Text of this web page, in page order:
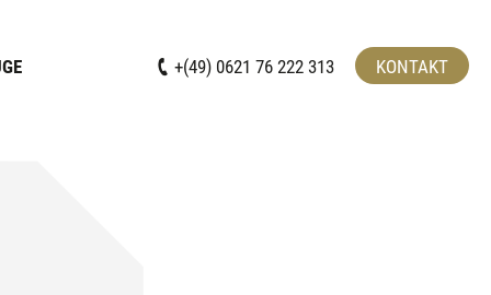
+(49) 0621 76 222 313 KONTAKT